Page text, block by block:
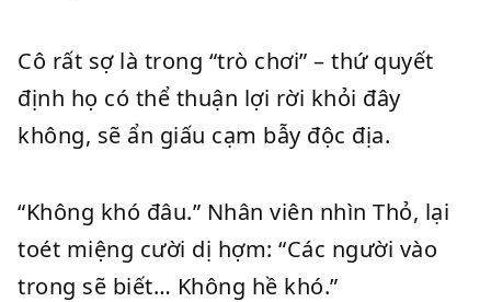
Cô rất sợ là trong “trò chơi” – thứ quyết
định họ có thể thuận lợi rời khỏi đây
không, sẽ ẩn giấu cạm bẫy độc địa.
“Không khó đâu.” Nhân viên nhìn Thỏ, lại
toét miệng cười dị hợm: “Các người vào
trong sẽ biết… Không hề khó.”